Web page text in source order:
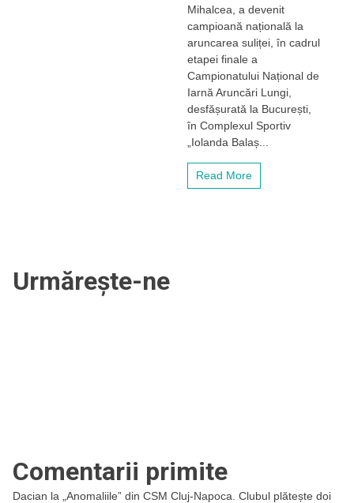
națională
aruncarea
Mihalcea, a devenit
campioană națională la
aruncarea suliței, în cadrul
etapei finale a
Campionatului Național de
Iarnă Aruncări Lungi,
desfășurată la București,
în Complexul Sportiv
„Iolanda Balaș...
Read More
Urmărește-ne
Comentarii primite
Dacian la
„Anomaliile” din CSM Cluj-Napoca. Clubul plătește doi